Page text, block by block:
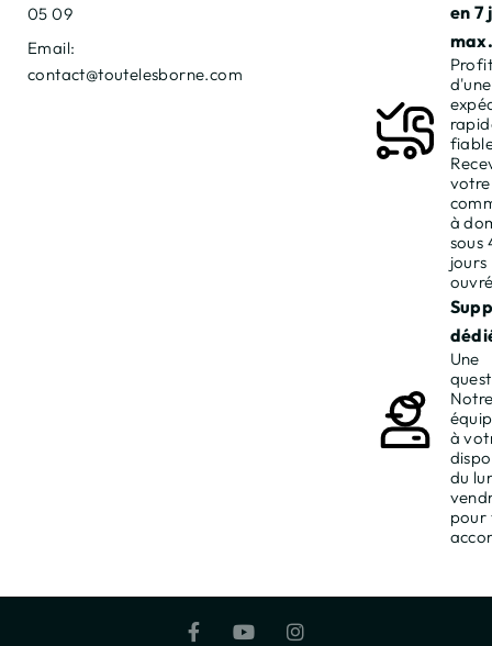
05 09
Email:
contact@toutelesborne.com
en 7
d'une
votre
à
sous
jours
Une
à
du
pour